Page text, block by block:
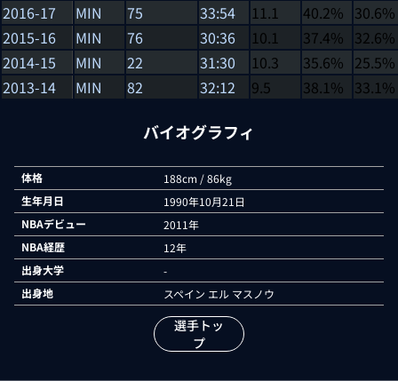
2016-17
MIN 75 33:54 11.1 40.2% 30.6%
2015-16
MIN 76 30:36 10.1 37.4% 32.6%
2014-15
MIN 22 31:30 10.3 35.6% 25.5%
2013-14
MIN 82 32:12 9.5 38.1% 33.1%
バイオグラフィ
体格
188cm / 86kg
生年月日
1990年10月21日
NBAデビュー
2011年
NBA経歴
12年
出身大学
-
出身地
スペイン エル マスノウ
選手トッ
プ